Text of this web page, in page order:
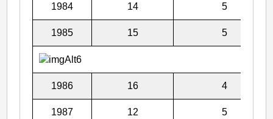
1984 14 5
1985 15 5
1986 16 4
1987 12 5